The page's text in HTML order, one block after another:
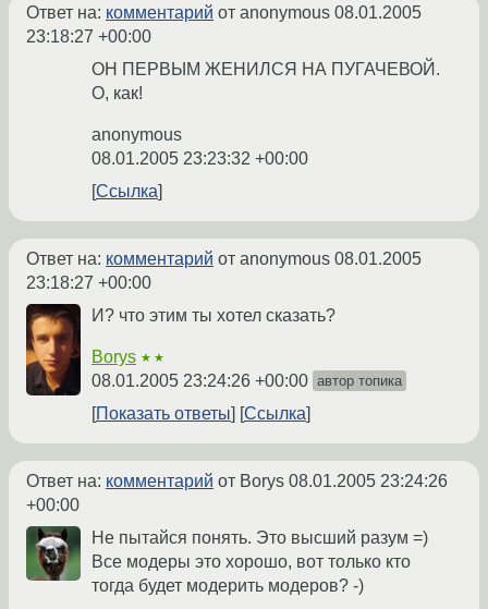
Ответ на: комментарий от anonymous 08.01.2005
23:18:27 +00:00
ОН ПЕРВЫМ ЖЕНИЛСЯ НА ПУГАЧЕВОЙ.
О, как!
anonymous
08.01.2005 23:23:32 +00:00
Ссылка
Ответ на: комментарий от anonymous 08.01.2005
23:18:27 +00:00
И? что этим ты хотел сказать?
Borys ★★
08.01.2005 23:24:26 +00:00 автор топика
Показать ответы Ссылка
Ответ на: комментарий от Borys 08.01.2005 23:24:26
+00:00
Не пытайся понять. Это высший разум =)
Все модеры это хорошо, вот только кто
тогда будет модерить модеров? -)